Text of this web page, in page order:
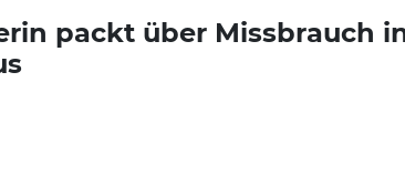
packt über Missbrauch